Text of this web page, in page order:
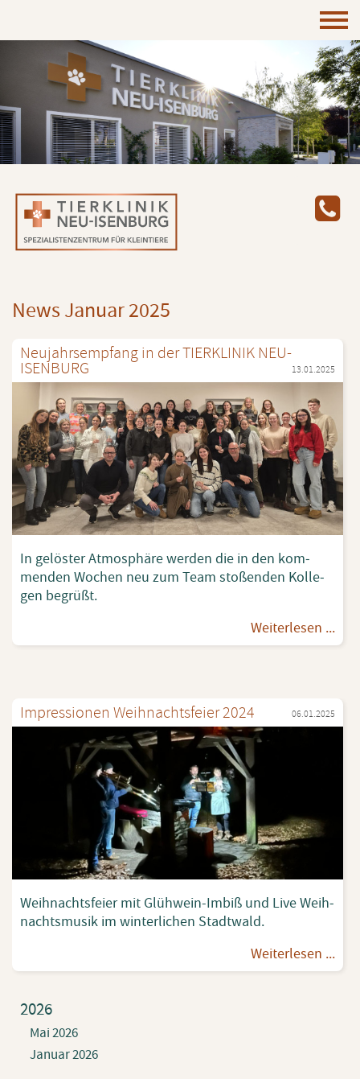
News Ja­nu­ar 2025
Neu­jahrs­emp­fang in der TIER­KLI­NIK NEU-
ISEN­BURG 13.01.2025
In ge­lös­ter At­mo­sphä­re wer­den die in den kom­
men­den Wo­chen neu zum Team sto­ßen­den Kol­le­
gen be­grüßt.
Wei­ter­le­sen ...
Im­pres­sio­nen Weih­nachts­fei­er 2024 06.01.2025
Weih­nachts­fei­er mit Glüh­wein-Im­biß und Live Weih­
nachts­mu­sik im win­ter­li­chen Stadt­wald.
Wei­ter­le­sen ...
2026
Mai 2026
Januar 2026